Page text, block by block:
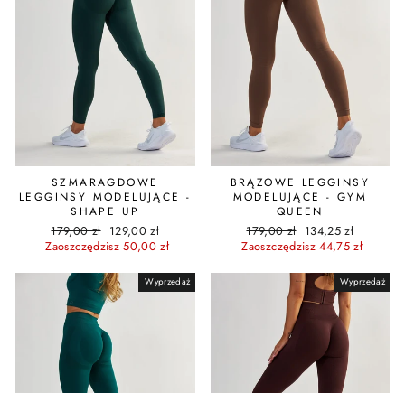
SZMARAGDOWE
LEGGINSY MODELUJĄCE -
SHAPE UP
Cena
regularna
179,00 zł Cena
promocyjna
129,00 zł
Zaoszczędzisz 50,00 zł
BRĄZOWE LEGGINSY
MODELUJĄCE - GYM
QUEEN
Cena
regularna
179,00 zł Cena
promocyjna
134,25 zł
Zaoszczędzisz 44,75 zł
Wyprzedaż Wyprzedaż